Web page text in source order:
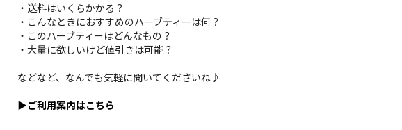
・送料はいくらかかる？
・こんなときにおすすめのハーブティーは何？
・このハーブティーはどんなもの？
・大量に欲しいけど値引きは可能？
などなど、なんでも気軽に聞いてくださいね♪
▶ご利用案内はこちら